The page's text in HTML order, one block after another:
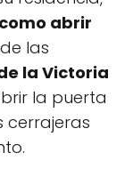
como abrir
las
la Victoria
la puerta
cerrajeras